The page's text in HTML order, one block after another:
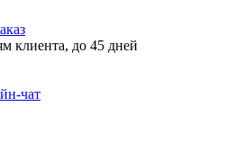
клиента, до 45 дней
чат